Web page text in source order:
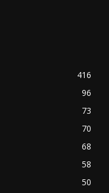
416
96
73
70
68
58
50